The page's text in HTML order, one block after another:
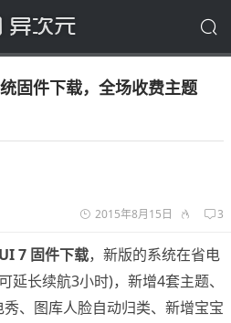
固件下载，全场收费主题
2015年8月15日 3
7 固件下载，新版的系统在省电
延长续航3小时)，新增4套主题、
、图库人脸自动归类、新增宝宝